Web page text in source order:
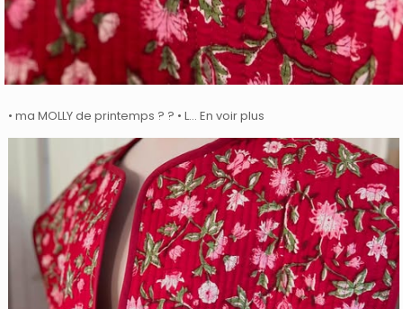
• ma MOLLY de printemps ? ? • L… En voir plus